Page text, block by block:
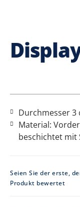
Durchmesser 3
Material:
beschichtet mit
Seien Sie der erste,
Produkt bewertet